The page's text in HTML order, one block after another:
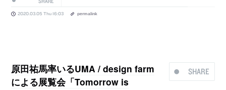
2020.03.05 Thu 16:03 permalink
SHARE
原田祐馬率いるUMA / design farm
による展覧会「Tomorrow is